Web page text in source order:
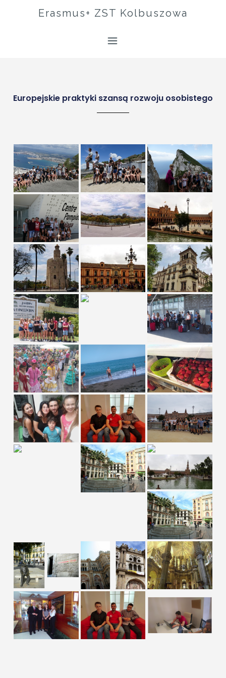
Erasmus+ ZST Kolbuszowa
Europejskie praktyki szansą rozwoju osobistego